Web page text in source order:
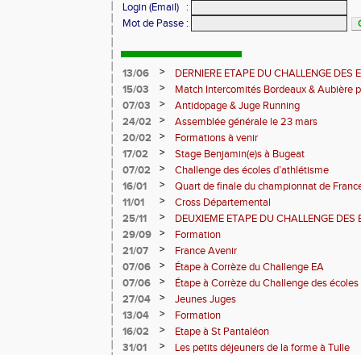
Login (Email)
:
Mot de Passe :
13/06 >
DERNIERE ETAPE DU CHALLENGE DES
15/03
>
Match Intercomités Bordeaux & Aubière
Pantaléon
07/03 >
Antidopage & Juge Running
24/02
>
Assemblée générale le 23 mars
20/02
>
Formations à venir
17/02
>
Stage Benjamin(e)s à Bugeat
07/02
>
Challenge des écoles d’athlétisme
16/01
>
Quart de finale du championnat de
11/01
>
Cross Départemental
25/11
>
DEUXIEME ETAPE DU CHALLENGE DES
29/09
>
Formation
21/07
>
France Avenir
07/06
>
Étape à Corrèze du Challenge EA
07/06
>
Étape à Corrèze du Challenge des
27/04
>
Jeunes Juges
13/04
>
Formation
16/02
>
Etape à St Pantaléon
31/01
>
Les petits déjeuners de la forme à Tulle